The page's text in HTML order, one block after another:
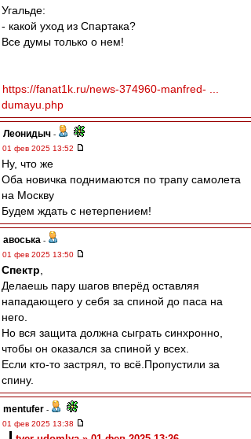
Угальде:
- какой уход из Спартака?
Все думы только о нем!
https://fanat1k.ru/news-374960-manfred- ...
dumayu.php
Леонидыч -
01 фев 2025 13:52
Ну, что же
Оба новичка поднимаются по трапу самолета
на Москву
Будем ждать с нетерпением!
авоська -
01 фев 2025 13:50
Спектр
Делаешь пару шагов вперёд оставляя
нападающего у себя за спиной до паса на
него.
Но вся защита должна сыграть синхронно,
чтобы он оказался за спиной у всех.
Если кто-то застрял, то всё.Пропустили за
спину.
mentufer -
01 фев 2025 13:38